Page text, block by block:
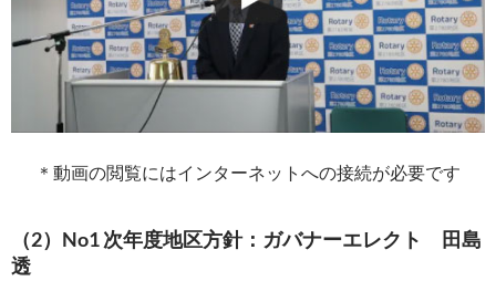
＊動画の閲覧にはインターネットへの接続が必要です
（2）No1 次年度地区方針：ガバナーエレクト 田島
透